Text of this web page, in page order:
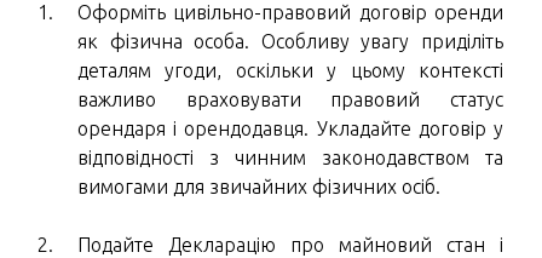
Оформіть цивільно-правовий договір оренди
як фізична особа. Особливу увагу приділіть
деталям угоди, оскільки у цьому контексті
важливо враховувати правовий статус
орендаря і орендодавця. Укладайте договір у
відповідності з чинним законодавством та
вимогами для звичайних фізичних осіб.
Подайте Декларацію про майновий стан і